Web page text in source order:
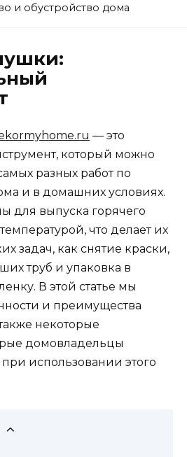
и обустройство дома
— это
который можно
разных работ по
и в домашних условиях.
для выпуска горячего
что делает их
задач, как снятие краски,
труб и упаковка в
В этой статье мы
и преимущества
некоторые
домовладельцы
использовании этого